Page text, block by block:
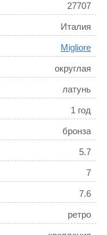
27707
Италия
Migliore
округлая
латунь
1 год
бронза
5.7
7
7.6
ретро